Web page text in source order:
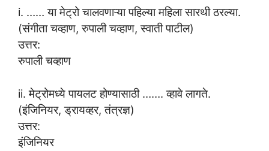
i. …… या मेट्रो चालवणाऱ्या पहिल्या महिला सारथी ठरल्या.
(संगीता चव्हाण, रुपाली चव्हाण, स्वाती पाटील)
उत्तर:
रुपाली चव्हाण
ii. मेट्रोमध्ये पायलट होण्यासाठी ……. व्हावे लागते.
(इंजिनियर, ड्रायव्हर, तंत्रज्ञ)
उत्तर:
इंजिनियर